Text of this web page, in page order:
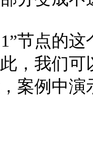
1”节点的
，我们可
案例中